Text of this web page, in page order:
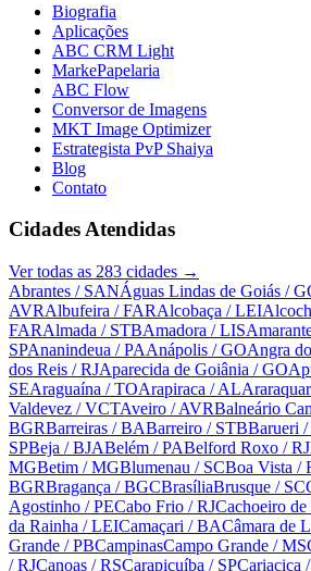
Biografia
Aplicações
ABC CRM Light
MarkePapelaria
ABC Flow
Conversor de Imagens
MKT Image Optimizer
Estrategista PvP Shaiya
Blog
Contato
Cidades Atendidas
Ver todas as 283 cidades →
Abrantes / SANÁguas Lindas de Goiás /
AVRAlbufeira / FARAlcobaça / LEI
FARAlmada / STBAmadora / LIS
SPAnanindeua / PAAnápolis / GOAngra
dos Reis / RJAparecida de Goiânia / GO
SEAraguaína / TOArapiraca / AL
Valdevez / VCTAveiro / AVRBalneário
BGRBarreiras / BABarreiro / STBBarueri /
SPBeja / BJABelém / PABelford Roxo / RJ
MGBetim / MGBlumenau / SCBoa Vista /
BGRBragança / BGCBrasíliaBrusque / SC
Agostinho / PECabo Frio / RJCachoeiro
da Rainha / LEICamaçari / BACâmara de
Grande / PBCampinasCampo Grande / MS
/ RJCanoas / RSCarapicuíba / SPCariacica